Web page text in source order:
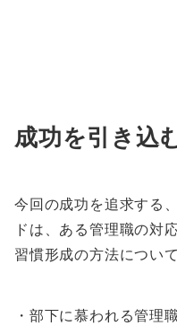
成功を引き込
今回の成功を追求する
ドは、ある管理職の対
習慣形成の方法について
・部下に慕われる管理